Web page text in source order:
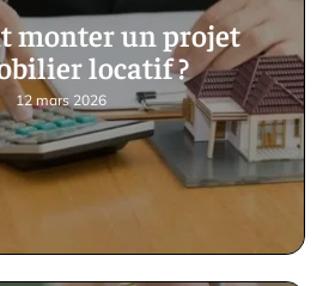
monter un projet
locatif ?
12 mars 2026